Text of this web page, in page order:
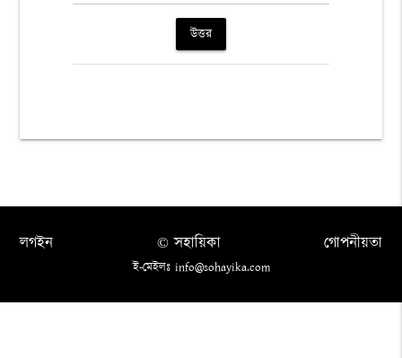
উত্তর
লগইন গোপনীয়তা
© সহায়িকা
ই-মেইলঃ info@sohayika.com